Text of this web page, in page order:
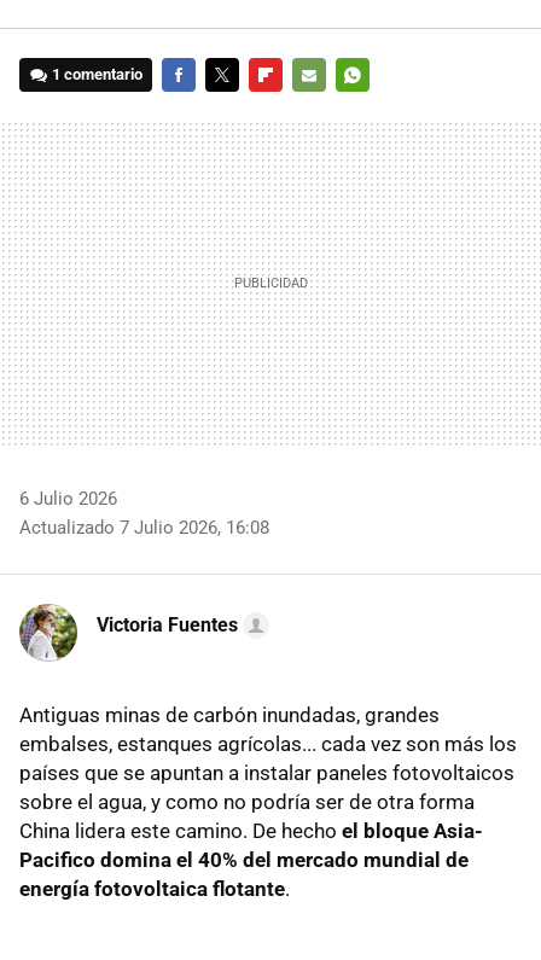
1 comentario
MAIL
6 Julio 2026
Actualizado 7 Julio 2026, 16:08
Victoria Fuentes
Antiguas minas de carbón inundadas, grandes
embalses, estanques agrícolas... cada vez son más los
países que se apuntan a instalar paneles fotovoltaicos
sobre el agua, y como no podría ser de otra forma
China lidera este camino. De hecho el bloque Asia-
Pacifico domina el 40% del mercado mundial de
energía fotovoltaica flotante.